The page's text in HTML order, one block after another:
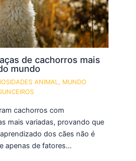
de cachorros mais
mundo
ANIMAL, MUNDO
cachorros com
mais variadas, provando que
dos cães não é
apenas de fatores…